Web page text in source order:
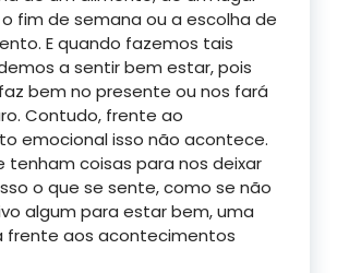
fim de semana ou a escolha de
E quando fazemos tais
a sentir bem estar, pois
bem no presente ou nos fará
Contudo, frente ao
emocional isso não acontece.
tenham coisas para nos deixar
o que se sente, como se não
algum para estar bem, uma
frente aos acontecimentos